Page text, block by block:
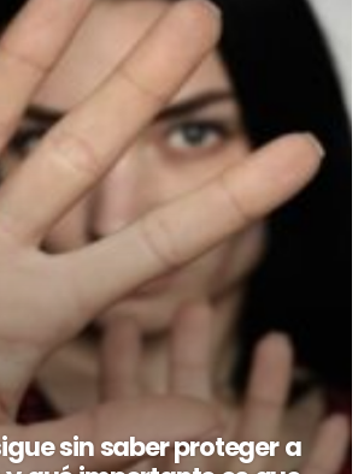
sin saber proteger a